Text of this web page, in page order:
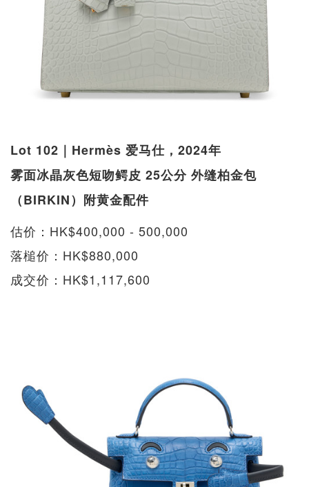
Lot 102｜Hermès 爱马仕，2024年
雾面冰晶灰色短吻鳄皮 25公分 外缝柏金包
（BIRKIN）附黄金配件
估价：HK$400,000 - 500,000
落槌价：HK$880,000
成交价：HK$1,117,600